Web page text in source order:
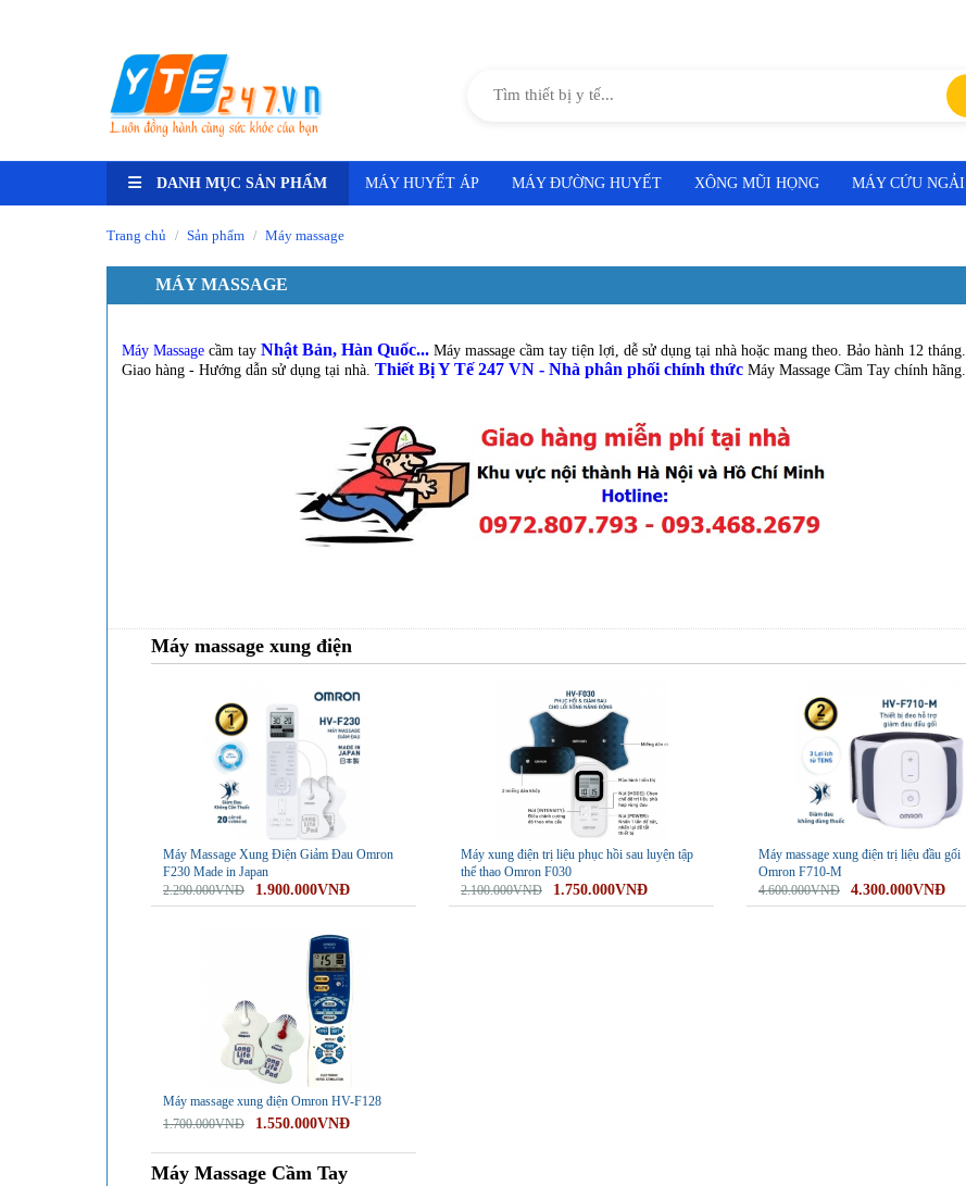
DANH MỤC SẢN PHẨM MÁY HUYẾT ÁP MÁY ĐƯỜNG HUYẾT XÔNG MŨI HỌNG MÁY CỨU NGẢI
Trang chủ / Sản phẩm / Máy massage
MÁY MASSAGE
Máy Massage cầm tay Nhật Bản, Hàn Quốc... Máy massage cầm tay tiện lợi, dễ sử dụng tại nhà hoặc mang theo. Bảo hành 12 tháng.
Giao hàng - Hướng dẫn sử dụng tại nhà. Thiết Bị Y Tế 247 VN - Nhà phân phối chính thức Máy Massage Cầm Tay chính hãng.
Máy massage xung điện
Máy Massage Xung Điện Giảm Đau Omron
F230 Made in Japan
2.290.000VNĐ
1.900.000VNĐ
Máy xung điện trị liệu phục hồi sau luyện tập
thể thao Omron F030
2.100.000VNĐ
1.750.000VNĐ
Máy massage xung điện trị liệu đầu gối
Omron F710-M
4.600.000VNĐ
4.300.000VNĐ
Máy massage xung điện Omron HV-F128
1.700.000VNĐ
1.550.000VNĐ
Máy Massage Cầm Tay